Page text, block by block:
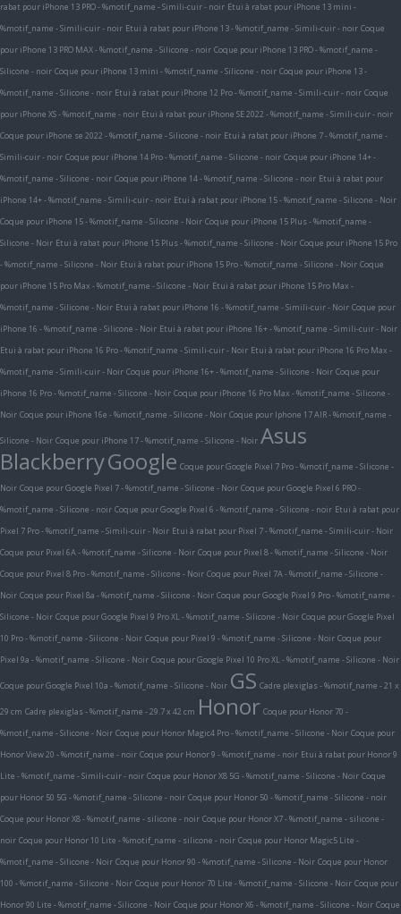
rabat pour iPhone 13 PRO - %motif_name - Simili-cuir - noir Etui à rabat pour iPhone 13 mini -
%motif_name - Simili-cuir - noir Etui à rabat pour iPhone 13 - %motif_name - Simili-cuir - noir Coque
pour iPhone 13 PRO MAX - %motif_name - Silicone - noir Coque pour iPhone 13 PRO - %motif_name -
Silicone - noir Coque pour iPhone 13 mini - %motif_name - Silicone - noir Coque pour iPhone 13 -
%motif_name - Silicone - noir Etui à rabat pour iPhone 12 Pro - %motif_name - Simili-cuir - noir Coque
pour iPhone XS - %motif_name - noir Etui à rabat pour iPhone SE 2022 - %motif_name - Simili-cuir - noir
Coque pour iPhone se 2022 - %motif_name - Silicone - noir Etui à rabat pour iPhone 7 - %motif_name -
Simili-cuir - noir Coque pour iPhone 14 Pro - %motif_name - Silicone - noir Coque pour iPhone 14+ -
%motif_name - Silicone - noir Coque pour iPhone 14 - %motif_name - Silicone - noir Etui à rabat pour
iPhone 14+ - %motif_name - Simili-cuir - noir Etui à rabat pour iPhone 15 - %motif_name - Silicone - Noir
Coque pour iPhone 15 - %motif_name - Silicone - Noir Coque pour iPhone 15 Plus - %motif_name -
Silicone - Noir Etui à rabat pour iPhone 15 Plus - %motif_name - Silicone - Noir Coque pour iPhone 15 Pro
- %motif_name - Silicone - Noir Etui à rabat pour iPhone 15 Pro - %motif_name - Silicone - Noir Coque
pour iPhone 15 Pro Max - %motif_name - Silicone - Noir Etui à rabat pour iPhone 15 Pro Max -
%motif_name - Silicone - Noir Etui à rabat pour iPhone 16 - %motif_name - Simili-cuir - Noir Coque pour
iPhone 16 - %motif_name - Silicone - Noir Etui à rabat pour iPhone 16+ - %motif_name - Simili-cuir - Noir
Etui à rabat pour iPhone 16 Pro - %motif_name - Simili-cuir - Noir Etui à rabat pour iPhone 16 Pro Max -
%motif_name - Simili-cuir - Noir Coque pour iPhone 16+ - %motif_name - Silicone - Noir Coque pour
iPhone 16 Pro - %motif_name - Silicone - Noir Coque pour iPhone 16 Pro Max - %motif_name - Silicone -
Noir Coque pour iPhone 16e - %motif_name - Silicone - Noir Coque pour Iphone 17 AIR - %motif_name -
Silicone - Noir Coque pour iPhone 17 - %motif_name - Silicone - Noir Asus
BlackberryGoogle Coque pour Google Pixel 7 Pro - %motif_name - Silicone -
Noir Coque pour Google Pixel 7 - %motif_name - Silicone - Noir Coque pour Google Pixel 6 PRO -
%motif_name - Silicone - noir Coque pour Google Pixel 6 - %motif_name - Silicone - noir Etui à rabat pour
Pixel 7 Pro - %motif_name - Simili-cuir - Noir Etui à rabat pour Pixel 7 - %motif_name - Simili-cuir - Noir
Coque pour Pixel 6A - %motif_name - Silicone - Noir Coque pour Pixel 8 - %motif_name - Silicone - Noir
Coque pour Pixel 8 Pro - %motif_name - Silicone - Noir Coque pour Pixel 7A - %motif_name - Silicone -
Noir Coque pour Pixel 8a - %motif_name - Silicone - Noir Coque pour Google Pixel 9 Pro - %motif_name -
Silicone - Noir Coque pour Google Pixel 9 Pro XL - %motif_name - Silicone - Noir Coque pour Google Pixel
10 Pro - %motif_name - Silicone - Noir Coque pour Pixel 9 - %motif_name - Silicone - Noir Coque pour
Pixel 9a - %motif_name - Silicone - Noir Coque pour Google Pixel 10 Pro XL - %motif_name - Silicone - Noir
Coque pour Google Pixel 10a - %motif_name - Silicone - Noir GS Cadre plexiglas - %motif_name - 21 x
29 cm Cadre plexiglas - %motif_name - 29.7 x 42 cm Honor Coque pour Honor 70 -
%motif_name - Silicone - Noir Coque pour Honor Magic4 Pro - %motif_name - Silicone - Noir Coque pour
Honor View 20 - %motif_name - noir Coque pour Honor 9 - %motif_name - noir Etui à rabat pour Honor 9
Lite - %motif_name - Simili-cuir - noir Coque pour Honor X8 5G - %motif_name - Silicone - Noir Coque
pour Honor 50 5G - %motif_name - Silicone - noir Coque pour Honor 50 - %motif_name - Silicone - noir
Coque pour Honor X8 - %motif_name - silicone - noir Coque pour Honor X7 - %motif_name - silicone -
noir Coque pour Honor 10 Lite - %motif_name - silicone - noir Coque pour Honor Magic5 Lite -
%motif_name - Silicone - Noir Coque pour Honor 90 - %motif_name - Silicone - Noir Coque pour Honor
100 - %motif_name - Silicone - Noir Coque pour Honor 70 Lite - %motif_name - Silicone - Noir Coque pour
Honor 90 Lite - %motif_name - Silicone - Noir Coque pour Honor X6 - %motif_name - Silicone - Noir Coque